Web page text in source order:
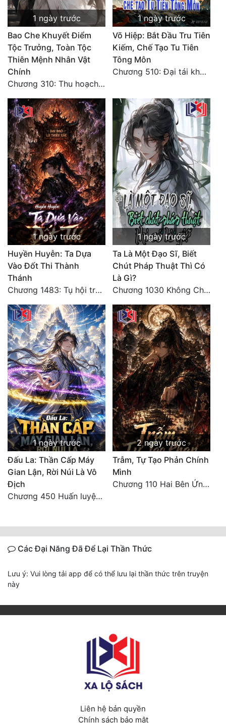
Vô Địch Lưu
Xây Dựng Thế Lực
Đam Mỹ
Đẹp
Đẹp Hiệp
Tính Cách Nhân Vật :
Cơ Trí
Sát Phạt Quyết Đoán
Vô Sỉ
Điềm Đạm
1 ngày trước
Bao Che Khuyết Điểm
Tộc Trưởng, Toàn Tộc
Thiên Mệnh Nhân Vật
Chính
Chương 310: Thu hoạch ngoài ý muốn, ưu thế tuyệt đối.
1 ngày trước
Võ Hiệp: Bắt Đầu Tru Tiên
Kiếm, Chế Tạo Tu Tiên
Tông Môn
Chương 510: Đại tái khai màn, quyết đấu khốc liệt
1 ngày trước
Huyền Huyễn: Ta Dựa
Vào Đốt Thi Thành
Thánh
Chương 1483: Tụ hội trước đại chiến
1 ngày trước
Ta Là Một Đạo Sĩ, Biết
Chút Pháp Thuật Thì Có
Là Gì?
Chương 1030 Không Chi Hoàng Nguyên Đại Hư
1 ngày trước
Đấu La: Thần Cấp Máy
Gian Lận, Rời Núi Là Vô
Địch
Chương 450 Huấn luyện thực chiến, Long Linh Cơ đối chiến bốn người Cổ Nguyệt và Vũ Lân!
2 ngày trước
Trẫm, Tự Tạo Phản Chính
Mình
Chương 110 Hai Bên Ứng Phó
Các Đại Năng Đã Để Lại Thần Thức
Lưu ý: Vui lòng tải app để có thể lưu lại thần thức trên truyện
này
Liên hệ bản quyền
Chính sách bảo mật